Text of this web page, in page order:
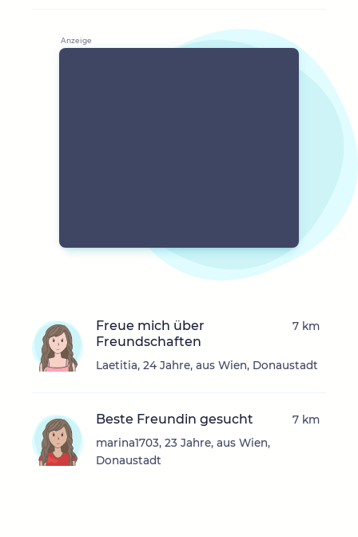
Freue mich über
Freundschaften
Laetitia, 24 Jahre, aus Wien, Donaustadt
7 km
Beste Freundin gesucht
marina1703, 23 Jahre, aus Wien,
Donaustadt
7 km